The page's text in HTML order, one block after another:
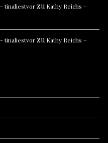
tinaliestvorzu Kathy Reichs –
tinaliestvorzu Kathy Reichs –